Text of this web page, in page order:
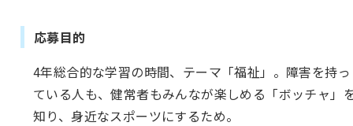
応募目的
4年総合的な学習の時間、テーマ「福祉」。障害を持っ
ている人も、健常者もみんなが楽しめる「ボッチャ」
知り、身近なスポーツにするため。